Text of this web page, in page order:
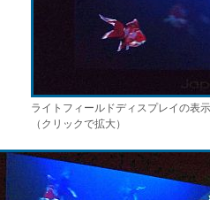
ライトフィールドディスプレイの表
（クリックで拡大）